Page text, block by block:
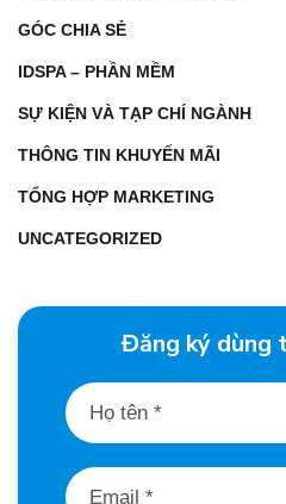
GÓC CHIA SẺ
IDSPA – PHẦN MỀM
SỰ KIỆN VÀ TẠP CHÍ NGÀNH
THÔNG TIN KHUYẾN MÃI
TỔNG HỢP MARKETING
UNCATEGORIZED
Đăng ký dùng